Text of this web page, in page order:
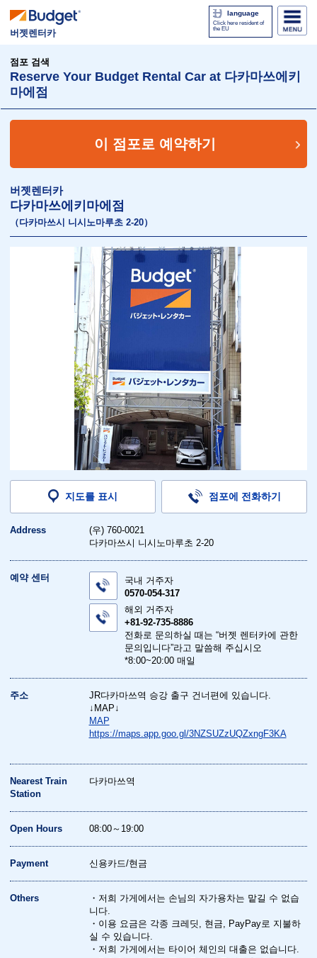
버젯렌터카
language
Click here resident of
the EU
점포 검색
Reserve Your Budget Rental Car at 다카마쓰에키
마에점
이 점포로 예약하기
버젯렌터카
다카마쓰에키마에점
（다카마쓰시 니시노마루초 2-20）
지도를 표시 점포에 전화하기
Address
(우) 760-0021
다카마쓰시 니시노마루초 2-20
예약 센터
국내 거주자
0570-054-317
해외 거주자
+81-92-735-8886
전화로 문의하실 때는 “버젯 렌터카에 관한
문의입니다”라고 말씀해 주십시오
*8:00~20:00 매일
주소
JR다카마쓰역 승강 출구 건너편에 있습니다.
↓MAP↓
MAP
https://maps.app.goo.gl/3NZSUZzUQZxngF3KA
Nearest Train
Station
다카마쓰역
Open Hours 08:00～19:00
Payment 신용카드/현금
Others
・저희 가게에서는 손님의 자가용차는 맡길 수 없습
니다.
・이용 요금은 각종 크레딧, 현금, PayPay로 지불하
실 수 있습니다.
・저희 가게에서는 타이어 체인의 대출은 없습니다.